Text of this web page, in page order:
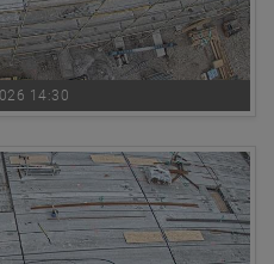
14:30